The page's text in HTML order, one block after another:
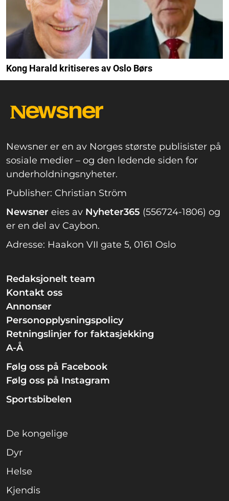
Kong Harald kritiseres av Oslo Børs
Newsner er en av Norges største publisister på
sosiale medier – og den ledende siden for
underholdningsnyheter.
Publisher: Christian Ström
Newsner eies av Nyheter365 (556724-1806) og
er en del av Caybon.
Adresse: Haakon VII gate 5, 0161 Oslo
Redaksjonelt team
Kontakt oss
Annonser
Personopplysningspolicy
Retningslinjer for faktasjekking
A-Å
Følg oss på Facebook
Følg oss på Instagram
Sportsbibelen
De kongelige
Dyr
Helse
Kjendis